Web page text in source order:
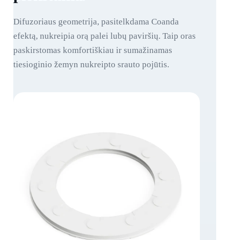
Difuzoriaus geometrija, pasitelkdama Coanda
efektą, nukreipia orą palei lubų paviršių. Taip oras
paskirstomas komfortiškiau ir sumažinamas
tiesioginio žemyn nukreipto srauto pojūtis.